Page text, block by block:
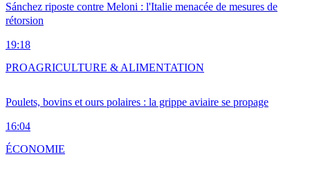
Sánchez riposte contre Meloni : l'Italie menacée de mesures de
rétorsion
19:18
Poulets, bovins et ours polaires : la grippe aviaire se propage
16:04
PROAGRICULTURE & ALIMENTATION
ÉCONOMIE